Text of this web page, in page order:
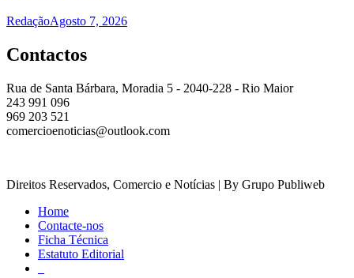
RedaçãoAgosto 7, 2026
Contactos
Rua de Santa Bárbara, Moradia 5 - 2040-228 - Rio Maior
243 991 096
969 203 521
comercioenoticias@outlook.com
Direitos Reservados, Comercio e Notícias | By Grupo Publiweb
Home
Contacte-nos
Ficha Técnica
Estatuto Editorial